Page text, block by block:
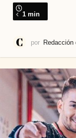
1 min
por Redacción